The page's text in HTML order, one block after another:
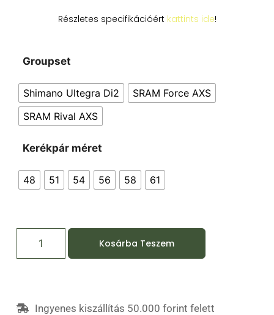
Részletes specifikációért kattints ide!
Groupset
Shimano Ultegra Di2
SRAM Force AXS
SRAM Rival AXS
Kerékpár méret
48 51 54 56 58 61
Kosárba Teszem
Ingyenes kiszállítás 50.000 forint felett